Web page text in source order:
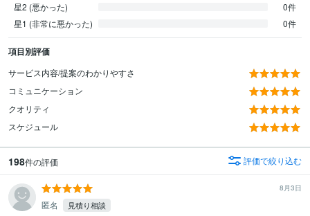
星2 (悪かった)
0件
星1 (非常に悪かった)
0件
項目別評価
サービス内容/提案のわかりやすさ
コミュニケーション
クオリティ
スケジュール
198件の評価 評価で絞り込む
8月3日
匿名 見積り相談